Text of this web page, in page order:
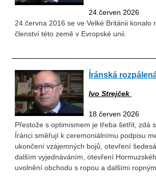
24.červen 2026
24.června 2016 se ve Velké Británii konalo
členství této země v Evropské unii.
Íránská
Ivo Strejček
18.červen 2026
Přestože s optimismem je třeba šetřit, zdá
Íránci směřují k ceremoniálnímu podpisu
ukončení vzájemných bojů, otevření
dalším vyjednáváním, otevření
uvolnění obchodu s ropou a dalšími